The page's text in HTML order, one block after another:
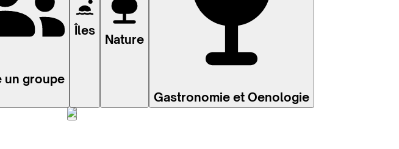
un groupe
Îles
Nature
Gastronomie et Oenologie